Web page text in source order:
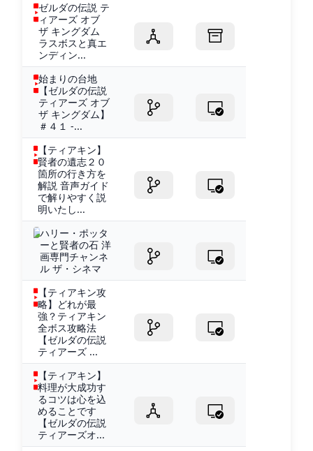
ゼルダの伝説 テ
ィアーズ オブ
ザ キングダム
ラスボスと真エ
ンディン...
始まりの台地
【ゼルダの伝説
ティアーズ オブ
ザ キングダム】
＃４１ -...
【ティアキン】
賢者の遺志２０
箇所の行き方を
解説 音声ガイド
で解りやすく説
明いたし...
ハリー・ポッタ
ーと賢者の石 洋
画専門チャンネ
ル ザ・シネマ
【ティアキン攻
略】どれが最
強？ティアキン
全ボス攻略法
【ゼルダの伝説
ティアーズ ...
【ティアキン】
料理が大成功す
るコツは心を込
めることです
【ゼルダの伝説
ティアーズオ...